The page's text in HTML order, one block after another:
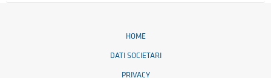
HOME
DATI SOCIETARI
PRIVACY